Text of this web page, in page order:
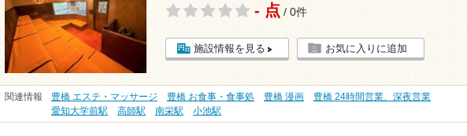
- 点 / 0件
施設情報を見る お気に入りに追加
関連情報 豊橋 エステ・マッサージ 豊橋 お食事・食事処 豊橋 漫画
豊橋 24時間営業、深夜営業
愛知大学前駅
高師駅 南栄駅 小池駅